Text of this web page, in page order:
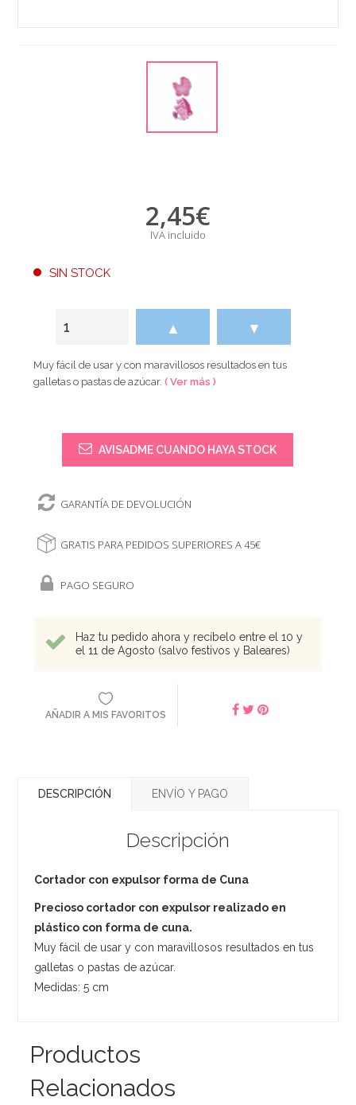
2,45€
IVA incluido
SIN STOCK
▲ ▼
Muy fácil de usar y con maravillosos resultados en tus
galletas o pastas de azúcar.( Ver más )
AVISADME CUANDO HAYA STOCK
GARANTÍA DE DEVOLUCIÓN
GRATIS PARA PEDIDOS SUPERIORES A 45€
PAGO SEGURO
Haz tu pedido ahora y recíbelo entre el 10 y
el 11 de Agosto (salvo festivos y Baleares)
AÑADIR A MIS FAVORITOS
DESCRIPCIÓN ENVÍO Y PAGO
Descripción
Cortador con expulsor forma de Cuna
Precioso cortador con expulsor realizado en
plástico con forma de cuna.
Muy fácil de usar y con maravillosos resultados en tus
galletas o pastas de azúcar.
Medidas: 5 cm
Productos
Relacionados